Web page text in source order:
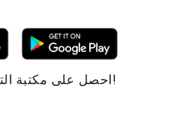
احصل على مكتبة التمارين في جيبك!